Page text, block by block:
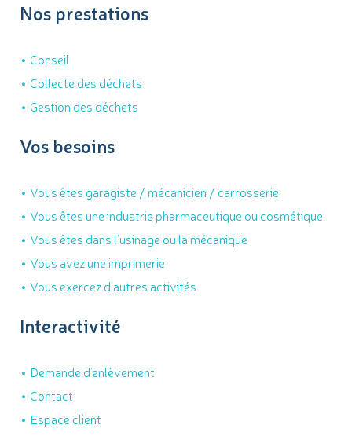
Nos prestations
Conseil
Collecte des déchets
Gestion des déchets
Vos besoins
Vous êtes garagiste / mécanicien / carrosserie
Vous êtes une industrie pharmaceutique ou cosmétique
Vous êtes dans l’usinage ou la mécanique
Vous avez une imprimerie
Vous exercez d’autres activités
Interactivité
Demande d’enlèvement
Contact
Espace client